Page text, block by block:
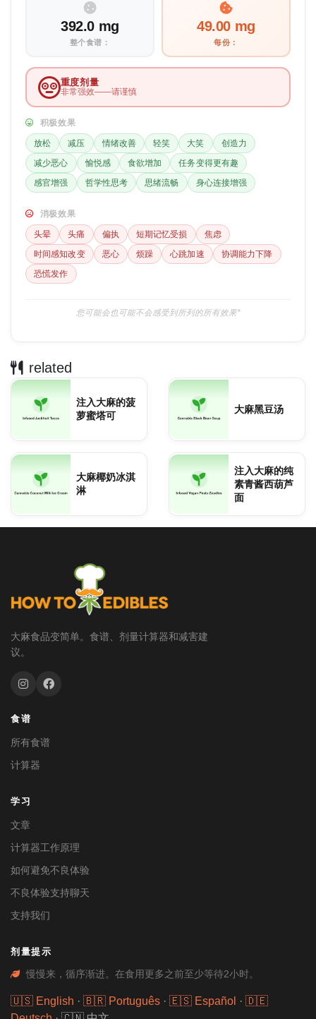
392.0 mg
整个食谱：
49.00 mg
每份：
重度剂量
非常强效——请谨慎
积极效果
放松 减压 情绪改善 轻笑 大笑
创造力
减少恶心
愉悦感 食欲增加
任务变得更有趣
感官增强
哲学性思考 思绪流畅 身心连接增强
消极效果
头晕 头痛 偏执 短期记忆受损
焦虑
时间感知改变
恶心 烦躁 心跳加速
协调能力下降
恐慌发作
您可能会也可能不会感受到所列的所有效果*
related
注入大麻的菠
萝蜜塔可
大麻黑豆汤
大麻椰奶冰淇
淋
注入大麻的纯
素青酱西葫芦
面
大麻食品变简单。食谱、剂量计算器和减害建
议。
食谱
所有食谱
计算器
学习
文章
计算器工作原理
如何避免不良体验
不良体验支持聊天
支持我们
剂量提示
慢慢来，循序渐进。在食用更多之前至少等待2小时。
🇺🇸 English · 🇧🇷 Português · 🇪🇸 Español · 🇩🇪